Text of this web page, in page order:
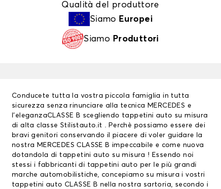
Qualità del produttore
Siamo Europei
Siamo Produttori
Conducete tutta la vostra piccola famiglia in tutta
sicurezza senza rinunciare alla tecnica MERCEDES e
l’eleganzaCLASSE B scegliendo tappetini auto su misura
di alta classe Stilistauto.it . Perchè possiamo essere dei
bravi genitori conservando il piacere di voler guidare la
nostra MERCEDES CLASSE B impeccabile e come nuova
dotandola di tappetini auto su misura ! Essendo noi
stessi i fabbricanti di tappetini auto per le più grandi
marche automobilistiche, concepiamo su misura i vostri
tappetini auto CLASSE B nella nostra sartoria, secondo i